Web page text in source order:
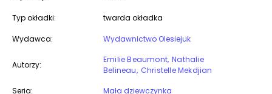
Typ okładki: twarda okładka
Wydawca: Wydawnictwo Olesiejuk
Autorzy:
Emilie Beaumont Nathalie
Belineau Christelle Mekdjian
Seria:
Mała dziewczynka